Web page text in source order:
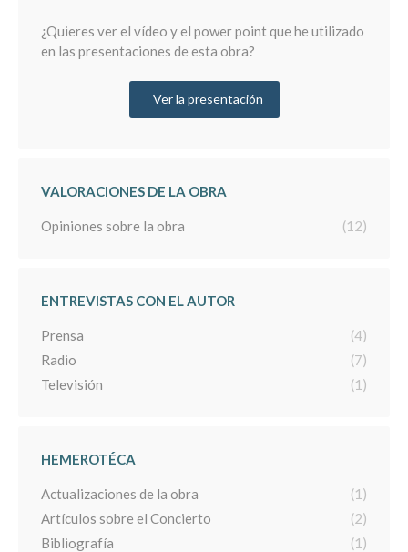
¿Quieres ver el vídeo y el power point que he utilizado
en las presentaciones de esta obra?
Ver la presentación
VALORACIONES DE LA OBRA
Opiniones sobre la obra (12)
ENTREVISTAS CON EL AUTOR
Prensa
(4)
Radio
(7)
Televisión
(1)
HEMEROTÉCA
Actualizaciones de la obra
(1)
Artículos sobre el Concierto
(2)
Bibliografía
(1)